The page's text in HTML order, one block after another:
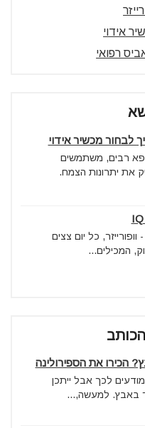
אידוי
רפואי
לבחור מכשיר אידוי
רבים, משתמשים
את יתרונות הצמח.
כל יום צצים
המכילים...
הכירו את הספירולינה
לכך אבל ייתכן
באבץ. למעשה,...